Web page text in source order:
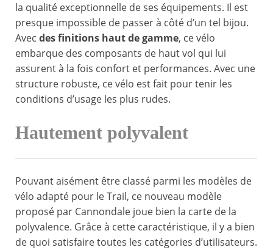
la qualité exceptionnelle de ses équipements. Il est
presque impossible de passer à côté d’un tel bijou.
Avec des finitions haut de gamme, ce vélo
embarque des composants de haut vol qui lui
assurent à la fois confort et performances. Avec une
structure robuste, ce vélo est fait pour tenir les
conditions d’usage les plus rudes.
Hautement polyvalent
Pouvant aisément être classé parmi les modèles de
vélo adapté pour le Trail, ce nouveau modèle
proposé par Cannondale joue bien la carte de la
polyvalence. Grâce à cette caractéristique, il y a bien
de quoi satisfaire toutes les catégories d’utilisateurs.